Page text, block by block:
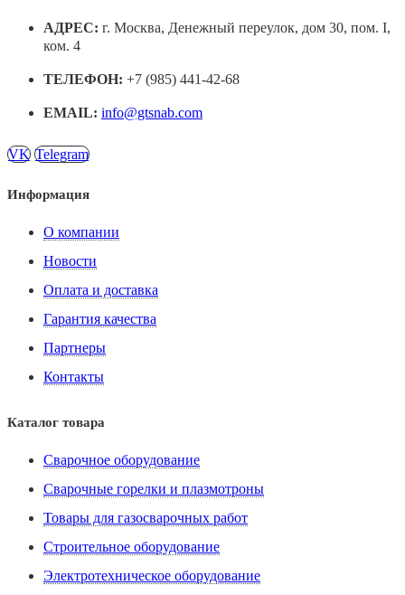
АДРЕС: г. Москва, Денежный переулок, дом 30, пом. I,
ком. 4
ТЕЛЕФОН: +7 (985) 441-42-68
EMAIL: info@gtsnab.com
VK Telegram
Информация
О компании
Новости
Оплата и доставка
Гарантия качества
Партнеры
Контакты
Каталог товара
Сварочное оборудование
Сварочные горелки и плазмотроны
Товары для газосварочных работ
Строительное оборудование
Электротехническое оборудование